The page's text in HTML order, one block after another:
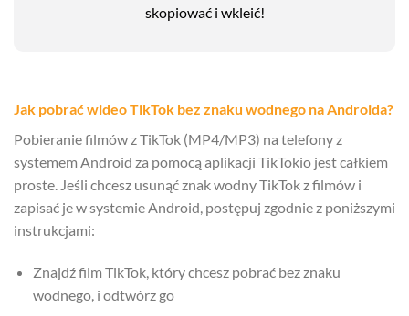
skopiować i wkleić!
Jak pobrać wideo TikTok bez znaku wodnego na Androida?
Pobieranie filmów z TikTok (MP4/MP3) na telefony z
systemem Android za pomocą aplikacji TikTokio jest całkiem
proste. Jeśli chcesz usunąć znak wodny TikTok z filmów i
zapisać je w systemie Android, postępuj zgodnie z poniższymi
instrukcjami:
Znajdź film TikTok, który chcesz pobrać bez znaku
wodnego, i odtwórz go